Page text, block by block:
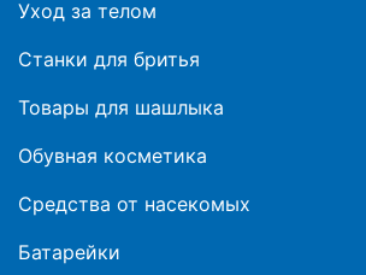
Уход за телом
Станки для бритья
Товары для шашлыка
Обувная косметика
Средства от насекомых
Батарейки